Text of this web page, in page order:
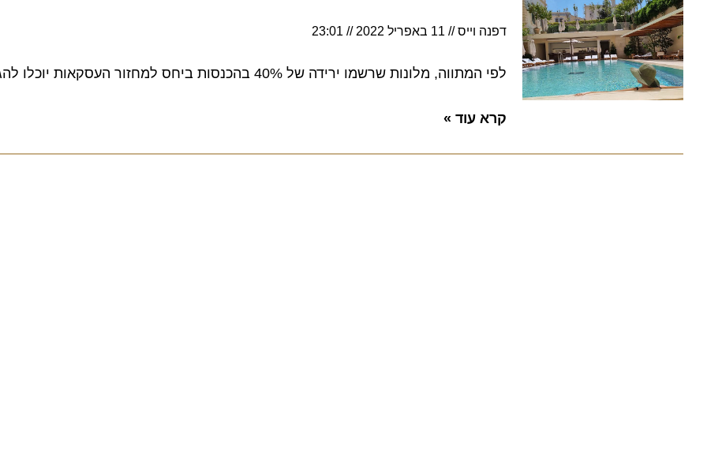
דפנה וייס 11 באפריל 2022 23:01
לפי המתווה, מלונות שרשמו ירידה של 40% בהכנסות ביחס למחזור העסקאות יוכלו להגיש בקשה לפיצוי
קרא עוד »